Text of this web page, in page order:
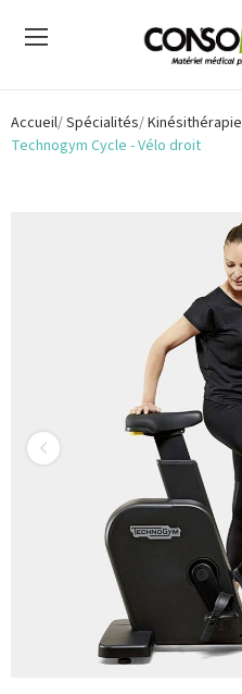
Accueil Spécialités Kinésithérapie
Technogym Cycle - Vélo droit